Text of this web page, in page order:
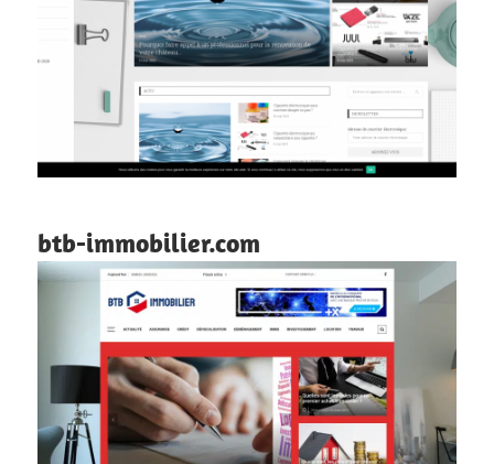
btb-immobilier.com